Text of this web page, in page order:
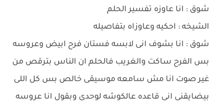
شوق : انا عاوزه تفسير الحلم
الشيخه : احكيه وعاوزاه بتفاصيله
شوق : انا بشوف انى لابسه فستان فرح ابيض وعروسه
بس الفرح ساكت والغريب فالحلم ان الناس بترقص من
غير صوت انا مش سامعه موسيقى خالص بس كل اللى
بيضايقنى انى قاعده عالكوشه لوحدى وبقول انا عروسه